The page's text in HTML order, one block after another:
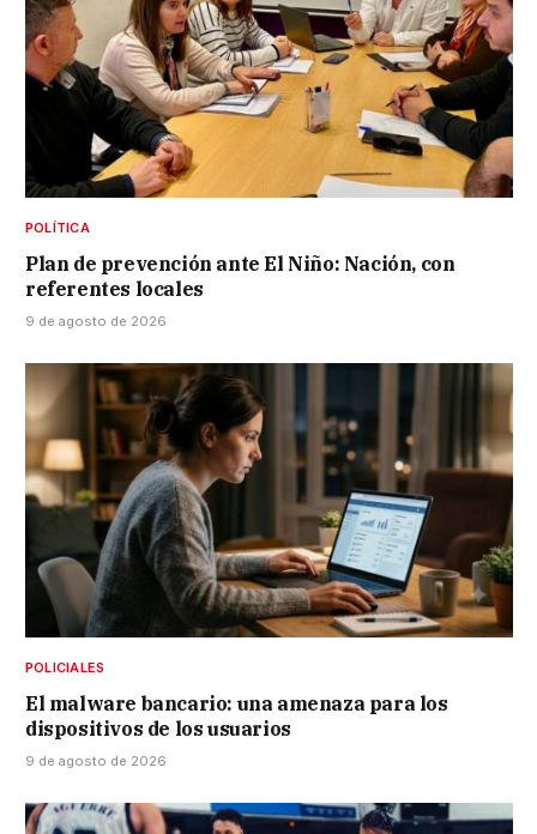
POLÍTICA
Plan de prevención ante El Niño: Nación, con
referentes locales
9 de agosto de 2026
POLICIALES
El malware bancario: una amenaza para los
dispositivos de los usuarios
9 de agosto de 2026